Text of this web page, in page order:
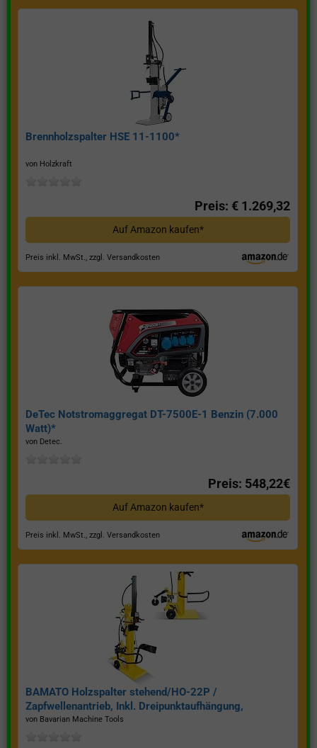
Brennholzspalter HSE 11-1100*
von Holzkraft
Preis: € 1.269,32
Auf Amazon kaufen*
Preis inkl. MwSt., zzgl. Versandkosten
DeTec Notstromaggregat DT-7500E-1 Benzin (7.000
Watt)*
von Detec.
Preis: 548,22€
Auf Amazon kaufen*
Preis inkl. MwSt., zzgl. Versandkosten
BAMATO Holzspalter stehend/HO-22P /
Zapfwellenantrieb, Inkl. Dreipunktaufhängung,
Spaltkraft 22 Tonnen*
von Bavarian Machine Tools